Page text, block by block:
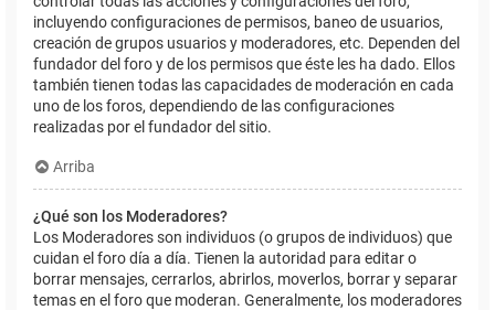
incluyendo configuraciones de permisos, baneo de usuarios,
creación de grupos usuarios y moderadores, etc. Dependen del
fundador del foro y de los permisos que éste les ha dado. Ellos
también tienen todas las capacidades de moderación en cada
uno de los foros, dependiendo de las configuraciones
realizadas por el fundador del sitio.
Arriba
¿Qué son los Moderadores?
Los Moderadores son individuos (o grupos de individuos) que
cuidan el foro día a día. Tienen la autoridad para editar o
borrar mensajes, cerrarlos, abrirlos, moverlos, borrar y separar
temas en el foro que moderan. Generalmente, los moderadores